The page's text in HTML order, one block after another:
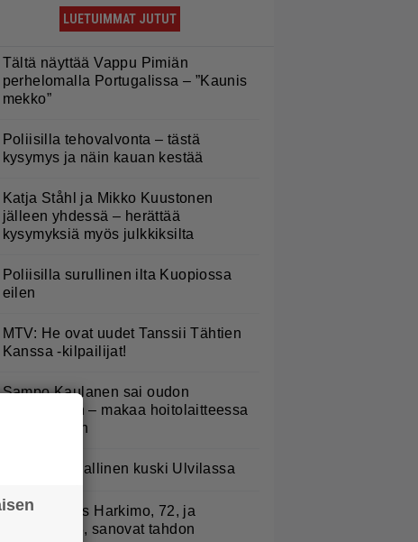
LUETUIMMAT JUTUT
Tältä näyttää Vappu Pimiän
perhelomalla Portugalissa – ”Kaunis
mekko”
Poliisilla tehovalvonta – tästä
kysymys ja näin kauan kestää
Katja Ståhl ja Mikko Kuustonen
jälleen yhdessä – herättää
kysymyksiä myös julkkiksilta
Poliisilla surullinen ilta Kuopiossa
eilen
MTV: He ovat uudet Tanssii Tähtien
Kanssa -kilpailijat!
Sampo Kaulanen sai oudon
tulehduksen – makaa hoitolaitteessa
nytkähdellen
Erittäin vaarallinen kuski Ulvilassa
Uuno: Hjallis Harkimo, 72, ja
Jasmine, 38, sanovat tahdon